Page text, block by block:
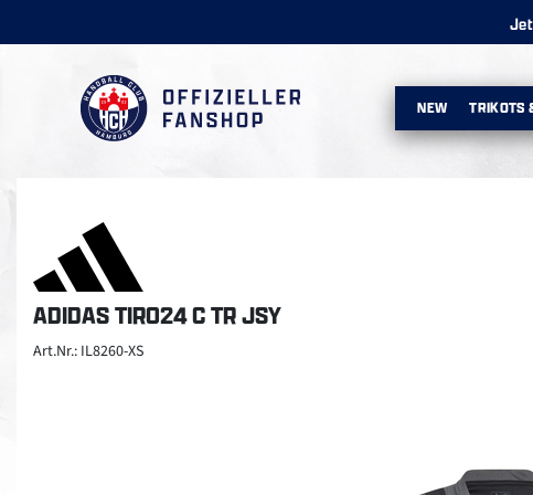
NEW TRIKOTS
ADIDAS TIRO24 C TR JSY
Art.Nr.: IL8260-XS